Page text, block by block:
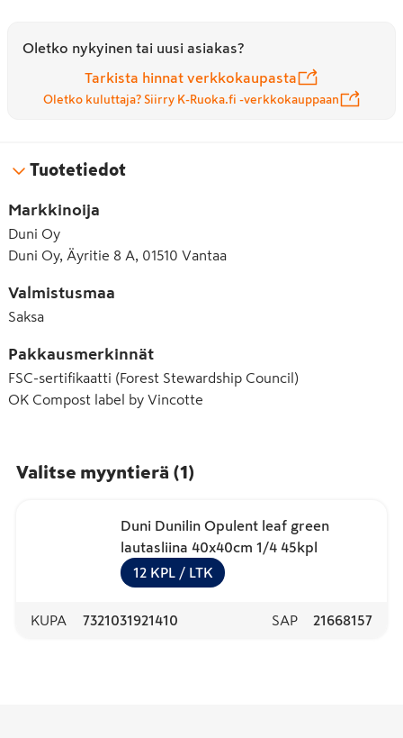
Oletko nykyinen tai uusi asiakas?
Tarkista hinnat verkkokaupasta
Oletko kuluttaja? Siirry K-Ruoka.fi -verkkokauppaan
Tuotetiedot
Markkinoija
Duni Oy
Duni Oy, Äyritie 8 A, 01510 Vantaa
Valmistusmaa
Saksa
Pakkausmerkinnät
FSC-sertifikaatti (Forest Stewardship Council)
OK Compost label by Vincotte
Valitse myyntierä (1)
Duni Dunilin Opulent leaf green
lautasliina 40x40cm 1/4 45kpl
12 KPL / LTK
KUPA 7321031921410 SAP 21668157